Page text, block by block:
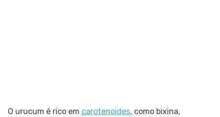
O urucum é rico em carotenoides, como bixina,